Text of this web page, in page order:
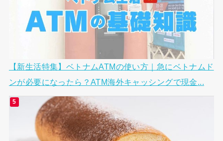
【新生活特集】ベトナムATMの使い方｜急にベトナムド
ンが必要になったら？ATM海外キャッシングで現金...